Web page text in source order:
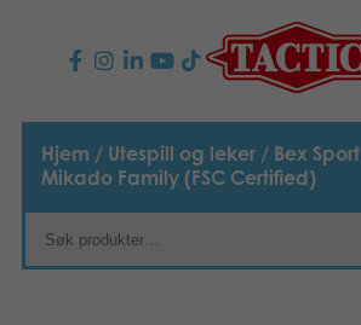
PRODUKTER
Barnespill
Familiespill
TACTIC
Hjem / Utespill og leker / Bex Sport
Mikado Family (FSC Certified)